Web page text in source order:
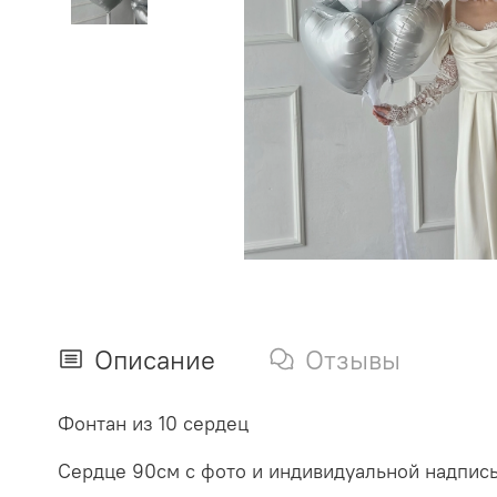
Описание Отзывы
Фонтан из 10 сердец
Сердце 90см с фото и индивидуальной